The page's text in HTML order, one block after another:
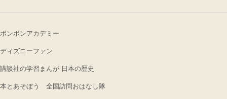
ボンボンアカデミー
ディズニーファン
講談社の学習まんが 日本の歴史
本とあそぼう 全国訪問おはなし隊